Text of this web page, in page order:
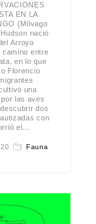
EN LA
(Milvago
nació
Arroyo
entre
en lo que
Florencio
una
las aves
dos
con
el…
Fauna